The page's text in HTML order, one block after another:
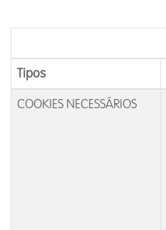
Tipos
COOKIES NECESSÁRIOS